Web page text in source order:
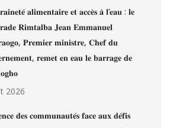
𝐚𝐥𝐢𝐦𝐞𝐧𝐭𝐚𝐢𝐫𝐞 𝐞𝐭 𝐚𝐜𝐜𝐞̀𝐬 𝐚̀ 𝐥’𝐞𝐚𝐮 : 𝐥𝐞
𝐑𝐢𝐦𝐭𝐚𝐥𝐛𝐚 𝐉𝐞𝐚𝐧 𝐄𝐦𝐦𝐚𝐧𝐮𝐞𝐥
𝐏𝐫𝐞𝐦𝐢𝐞𝐫 𝐦𝐢𝐧𝐢𝐬𝐭𝐫𝐞, 𝐂𝐡𝐞𝐟 𝐝𝐮
𝐫𝐞𝐦𝐞𝐭 𝐞𝐧 𝐞𝐚𝐮 𝐥𝐞 𝐛𝐚𝐫𝐫𝐚𝐠𝐞 𝐝𝐞
2026
𝐝𝐞𝐬 𝐜𝐨𝐦𝐦𝐮𝐧𝐚𝐮𝐭𝐞́𝐬 𝐟𝐚𝐜𝐞 𝐚𝐮𝐱 𝐝𝐞́𝐟𝐢𝐬